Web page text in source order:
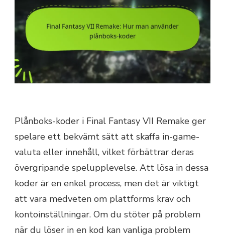
ANVÄNDER
KODER
Plånboks-koder i Final Fantasy VII Remake ger
spelare ett bekvämt sätt att skaffa in-game-
valuta eller innehåll, vilket förbättrar deras
övergripande spelupplevelse. Att lösa in dessa
koder är en enkel process, men det är viktigt
att vara medveten om plattforms krav och
kontoinställningar. Om du stöter på problem
när du löser in en kod kan vanliga problem